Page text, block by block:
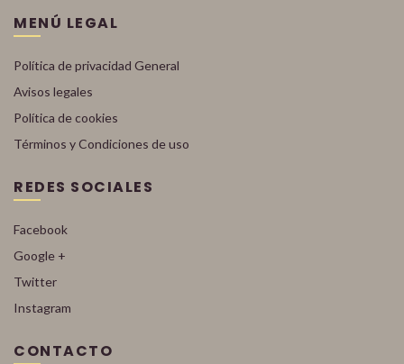
MENÚ LEGAL
Política de privacidad General
Avisos legales
Política de cookies
Términos y Condiciones de uso
REDES SOCIALES
Facebook
Google +
Twitter
Instagram
CONTACTO